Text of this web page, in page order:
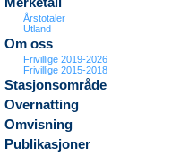
Årstotaler
Utland
Om oss
Frivillige 2019-2026
Frivillige 2015-2018
Stasjonsområde
Overnatting
Omvisning
Publikasjoner